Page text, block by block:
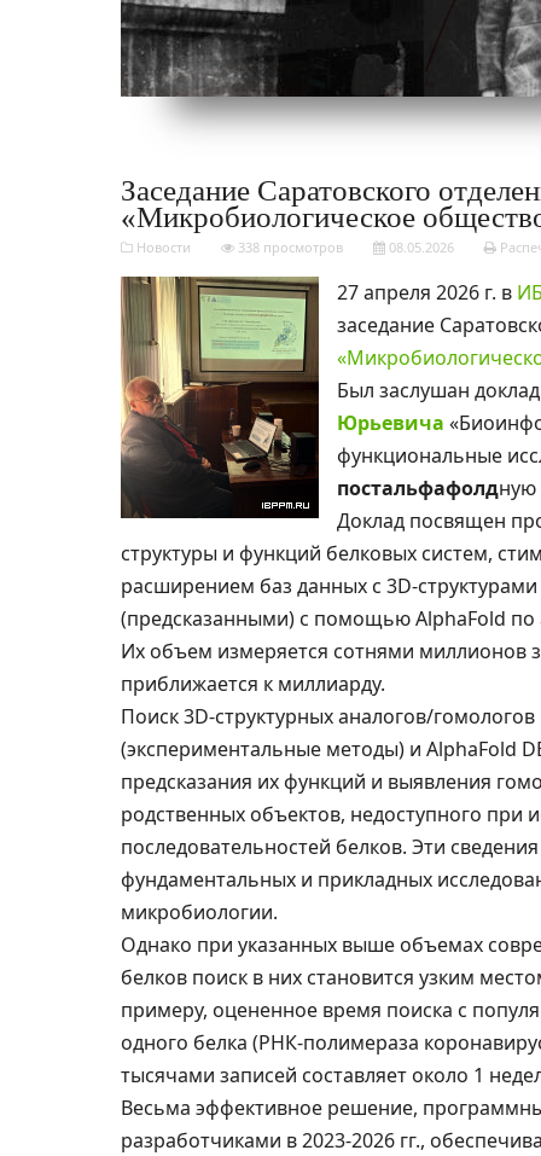
Заседание Саратовского
«Микробиологическое
Новости 338 просмотров 08.05.2026
27 апреля 2026 г. в
заседание
Был заслушан
Юрьевича
функциональные
постальфафолдную
Доклад посвящен
структуры и функций белковых систем,
расширением баз данных с 3D-
(предсказанными) с помощью AlphaFold
Их объем измеряется сотнями миллионов
приближается к миллиарду.
Поиск 3D-структурных аналогов/
(экспериментальные методы) и AlphaFold
предсказания их функций и выявления
родственных объектов, недоступного при
последовательностей белков. Эти
фундаментальных и прикладных
микробиологии.
Однако при указанных выше объемах
белков поиск в них становится узким
примеру, оцененное время поиска с
одного белка (РНК-полимераза
тысячами записей составляет около 1
Весьма эффективное решение,
разработчиками в 2023-2026 гг.,